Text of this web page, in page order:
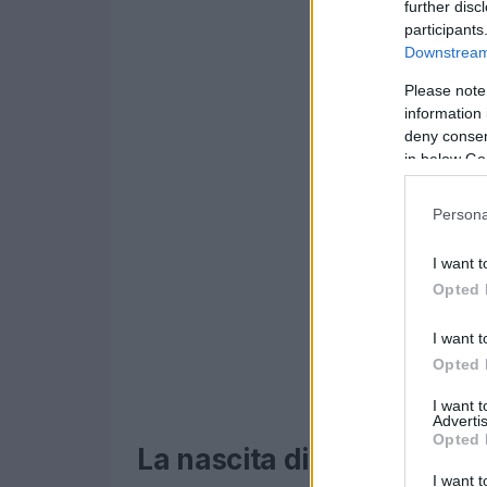
further
Please
information
deny
in below
I want
Opted
I want
Opted
I want
Opted
I want
La nascita di Tex Willer e